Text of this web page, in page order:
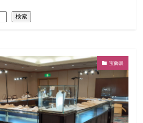
検索
宝飾展